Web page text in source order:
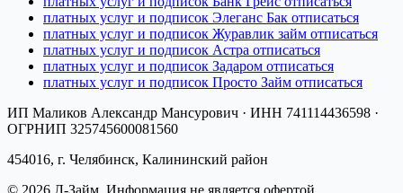
платных услуг и подписок Элеганс Бак отписаться
платных услуг и подписок Журавлик займ отписаться
платных услуг и подписок Астра отписаться
платных услуг и подписок Задаром отписаться
платных услуг и подписок Просто Займ отписаться
ИП Маликов Александр Мансурович · ИНН 741114436598 ·
ОГРНИП 325745600081560
454016, г. Челябинск, Калининский район